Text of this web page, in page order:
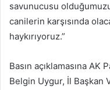
savunucusu
canilerin karşısında
haykırıyoruz.”
Basın açıklamasına AK
Belgin Uygur, İl Başkan